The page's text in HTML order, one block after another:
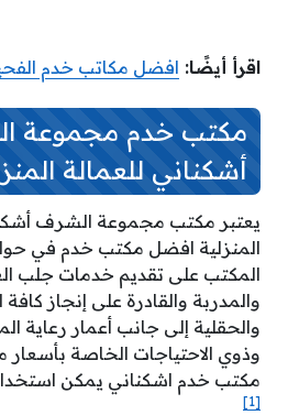
اقرأ أيضًا: افضل مكاتب خدم
مكتب خدم مجموعة
أشكناني للعمالة
يعتبر مكتب مجموعة الشرف
المنزلية افضل مكتب خدم في
المكتب على تقديم خدمات جلب
والمدربة والقادرة على إنجاز كافة
والحقلية إلى جانب أعمار رعاية
وذوي الاحتياجات الخاصة بأسعار
مكتب خدم اشكناني يمكن استخدام
[1]